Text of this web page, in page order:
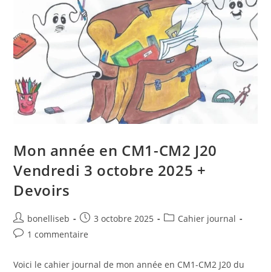
Mon année en CM1-CM2 J20
Vendredi 3 octobre 2025 +
Devoirs
bonelliseb 3 octobre 2025
Cahier journal
1 commentaire
Voici le cahier journal de mon année en CM1-CM2 J20 du